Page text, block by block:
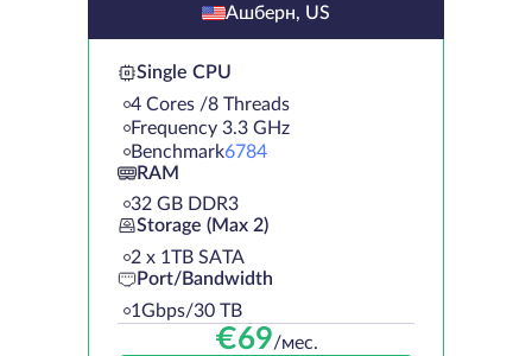
Ашберн, US
Single CPU
4 Cores /8 Threads
Frequency 3.3 GHz
Benchmark6784
RAM
32 GB DDR3
Storage (Max 2)
2 х 1TB SATA
Port/Bandwidth
1Gbps/30 TB
€69/мес.